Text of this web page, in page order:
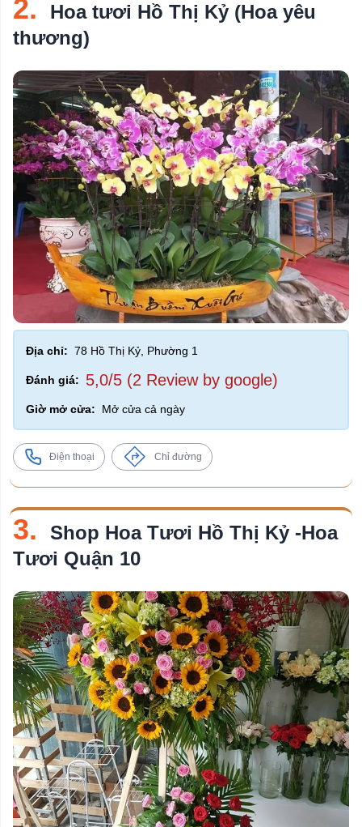
2.
Hoa tươi Hồ Thị Kỷ (Hoa yêu
thương)
Địa chỉ: 78 Hồ Thị Kỷ, Phường 1
Đánh giá: 5,0/5 (2 Review by google)
Giờ mở cửa: Mở cửa cả ngày
Điện thoại Chỉ đường
3.
Shop Hoa Tươi Hồ Thị Kỷ -Hoa
Tươi Quận 10